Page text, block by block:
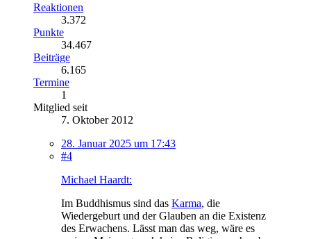
Reaktionen
3.372
Punkte
34.467
Beiträge
6.165
Termine
1
Mitglied seit
7. Oktober 2012
28. Januar 2025 um 17:43
#4
Michael Haardt:
Im Buddhismus sind das Karma, die
Wiedergeburt und der Glauben an die Existenz
des Erwachens. Lässt man das weg, wäre es